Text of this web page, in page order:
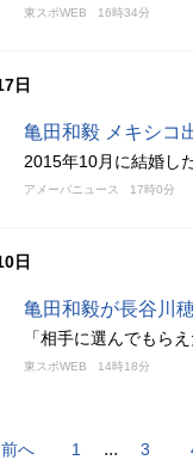
東スポWEB 16時34分
日
亀田和毅 メキシコ
2015年10月に結婚し
アメーバニュース 17時0分
日
亀田和毅が長谷川
「相手に選んでもら
東スポWEB 14時18分
前へ 1 ... 3